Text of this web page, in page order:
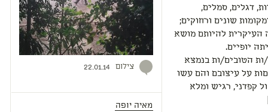
דגלים, סמלים,
שונים ורחוקים;
העיקרית להיותם מושא
יופיים.
הטובים/ות בנמצא
על עיצובם והם עשו
קפדני, רגיש ומלא
צילום 22.01.14
מאיה יופה